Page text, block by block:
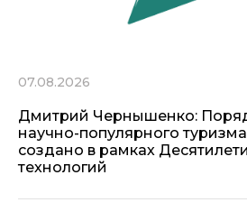
07.08.2026
Дмитрий Чернышенко:
научно-популярного
создано в рамках
технологий